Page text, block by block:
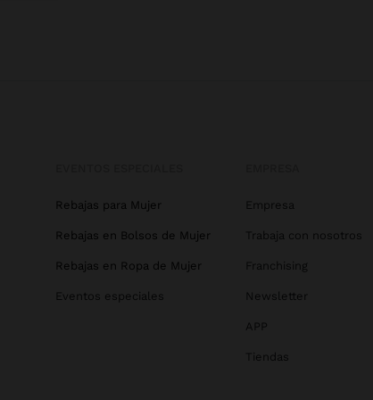
Rebajas para Mujer
Rebajas en Bolsos de Mujer
Rebajas en Ropa de Mujer
Eventos especiales
Empresa
Trabaja con nosotros
Franchising
Newsletter
APP
Tiendas